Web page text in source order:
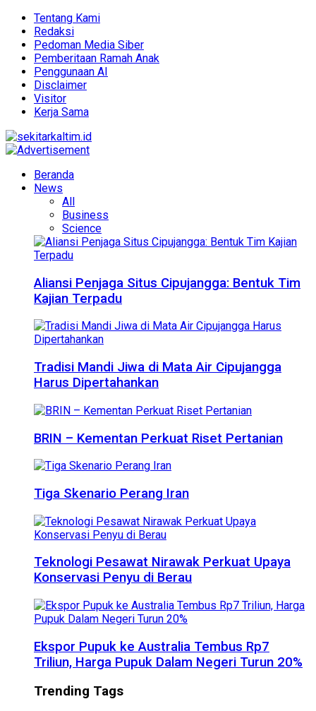
Tentang Kami
Redaksi
Pedoman Media Siber
Pemberitaan Ramah Anak
Penggunaan AI
Disclaimer
Visitor
Kerja Sama
Beranda
News
All
Business
Science
Aliansi Penjaga Situs Cipujangga: Bentuk Tim
Kajian Terpadu
Tradisi Mandi Jiwa di Mata Air Cipujangga
Harus Dipertahankan
BRIN – Kementan Perkuat Riset Pertanian
Tiga Skenario Perang Iran
Teknologi Pesawat Nirawak Perkuat Upaya
Konservasi Penyu di Berau
Ekspor Pupuk ke Australia Tembus Rp7
Triliun, Harga Pupuk Dalam Negeri Turun 20%
Trending Tags